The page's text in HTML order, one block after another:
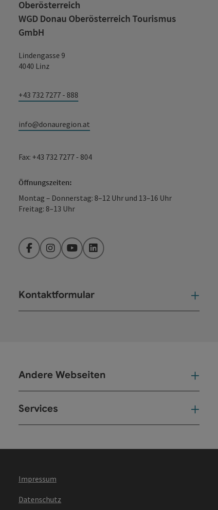
Oberösterreich
WGD Donau Oberösterreich Tourismus
GmbH
Lindengasse 9
4040 Linz
+43 732 7277 - 888
info@donauregion.at
Fax: +43 732 7277 - 804
Öffnungszeiten:
Montag – Donnerstag: 8–12 Uhr und 13–16 Uhr
Freitag: 8–13 Uhr
FacebookInstagramYouTubeLinkedIn
Kontaktformular
Andere Webseiten
Services
Impressum
Datenschutz